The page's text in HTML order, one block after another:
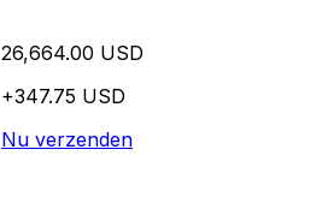
26,664.00 USD
+347.75 USD
Nu verzenden